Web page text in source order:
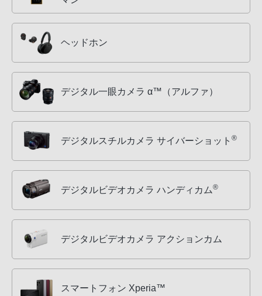
ヘッドホン
デジタル一眼カメラ α™（アルファ）
デジタルスチルカメラ サイバーショット ®
デジタルビデオカメラ ハンディカム®
デジタルビデオカメラ アクションカム
スマートフォン Xperia™